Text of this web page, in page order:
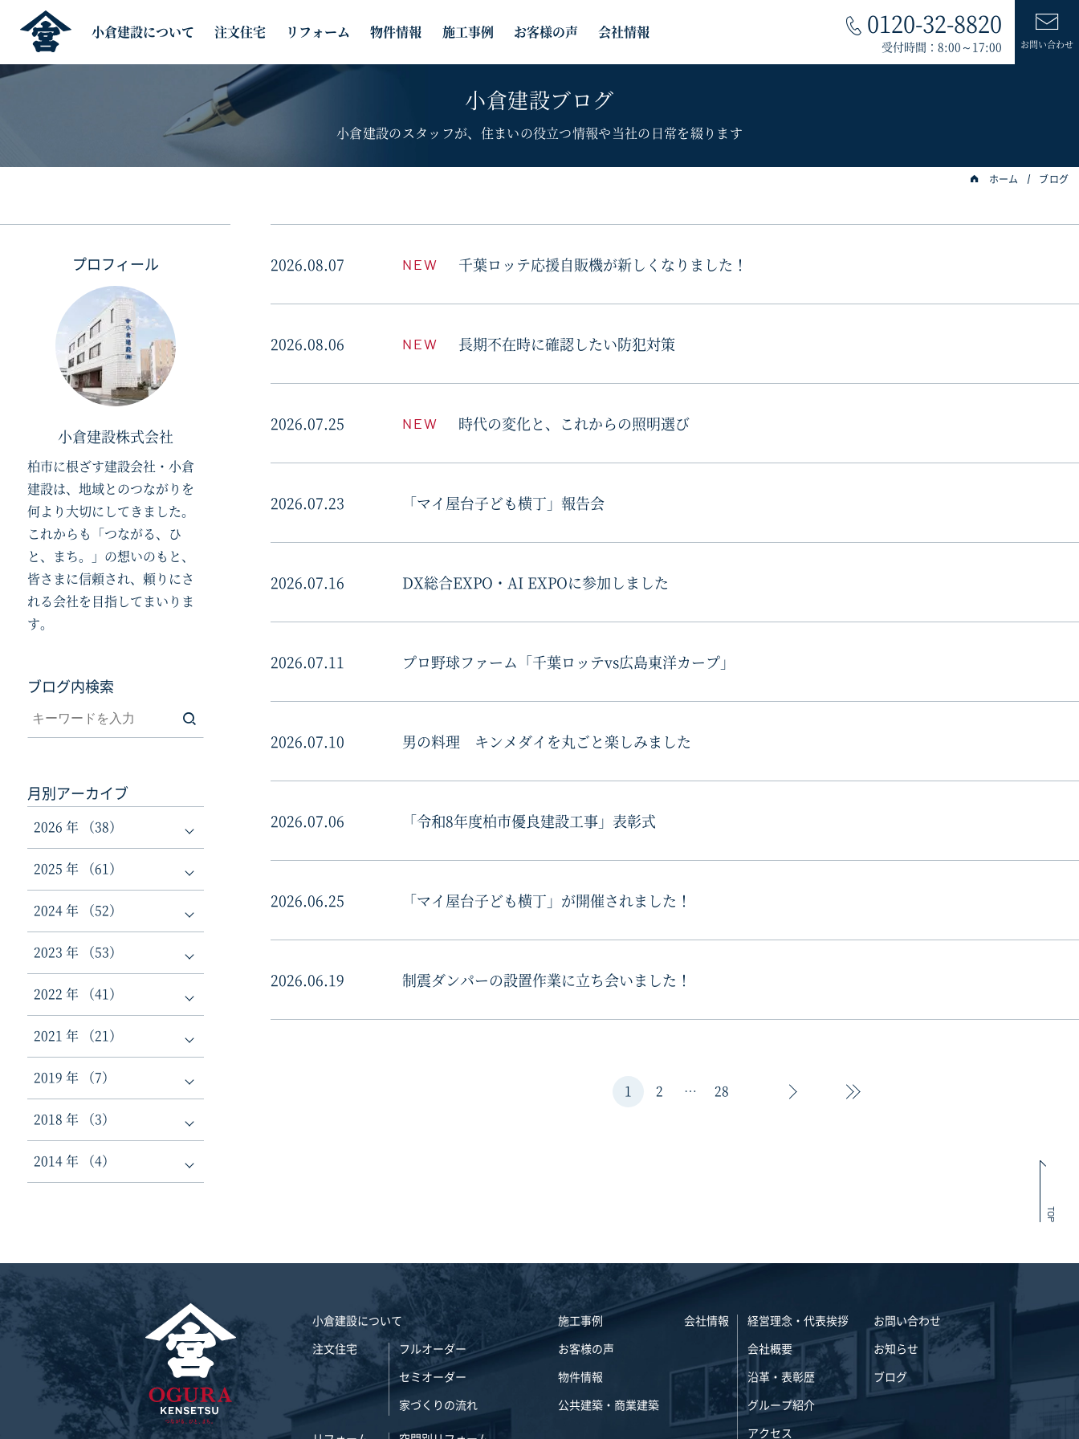
小倉建設について 注文住宅 リフォーム 物件情報 施工事例 お客様の声 会社情報 0120-32-8820
受付時間：8:00～17:00 お問い合わせ
小倉建設ブログ
小倉建設のスタッフが、住まいの役立つ情報や当社の日常を綴ります
ホーム ブログ
プロフィール
小倉建設株式会社
柏市に根ざす建設会社・小倉
建設は、地域とのつながりを
何より大切にしてきました。
これからも「つながる、ひ
と、まち。」の想いのもと、
皆さまに信頼され、頼りにさ
れる会社を目指してまいりま
す。
ブログ内検索
月別アーカイブ
2026 年 （38）
2025 年 （61）
2024 年 （52）
2023 年 （53）
2022 年 （41）
2021 年 （21）
2019 年 （7）
2018 年 （3）
2014 年 （4）
2026.08.07 NEW 千葉ロッテ応援自販機が新しくなりました！
2026.08.06 NEW 長期不在時に確認したい防犯対策
2026.07.25 NEW 時代の変化と、これからの照明選び
2026.07.23 「マイ屋台子ども横丁」報告会
2026.07.16 DX総合EXPO・AI EXPOに参加しました
2026.07.11 プロ野球ファーム「千葉ロッテvs広島東洋カープ」
2026.07.10 男の料理 キンメダイを丸ごと楽しみました
2026.07.06 「令和8年度柏市優良建設工事」表彰式
2026.06.25 「マイ屋台子ども横丁」が開催されました！
2026.06.19 制震ダンパーの設置作業に立ち会いました！
1 2 … 28
TOP
小倉建設について
注文住宅
フルオーダー
セミオーダー
家づくりの流れ
施工事例
お客様の声
物件情報
公共建築・商業建築
会社情報
経営理念・代表挨拶
会社概要
沿革・表彰歴
グループ紹介
アクセス
お問い合わせ
お知らせ
ブログ